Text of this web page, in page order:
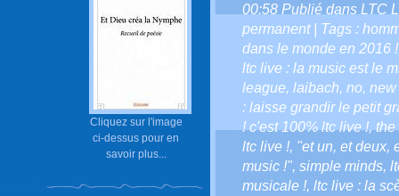
Cliquez sur l'image
ci-dessus pour en
savoir plus...
00:58 Publié dans LTC
permanent| Tags :
dans le monde en 2016 !
ltc live : la music est le
league, laibach, no, new
: laisse grandir le petit
! c'est 100% ltc live !,the
ltc live !, "et un, et deux,
music !", simple minds,
musicale !, ltc live : la